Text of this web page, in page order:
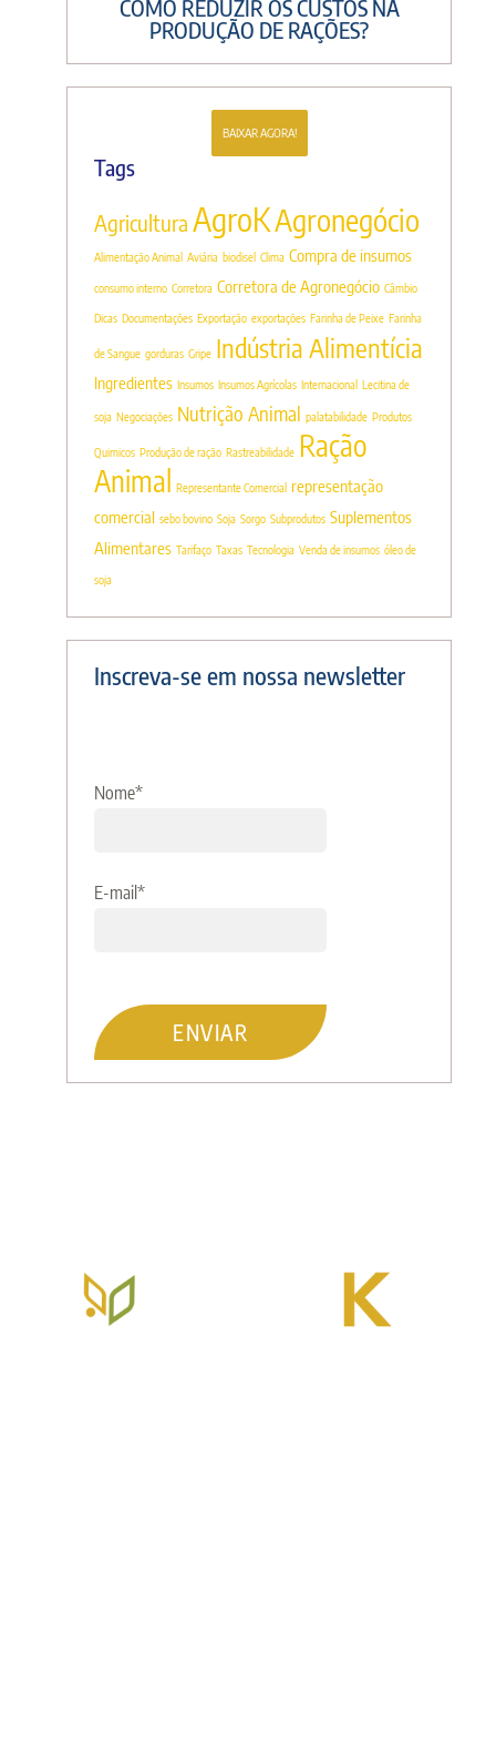
COMO REDUZIR OS CUSTOS NA
PRODUÇÃO DE RAÇÕES?
BAIXAR AGORA!
Tags
Agricultura AgroKAgronegócio
Alimentação Animal Aviária biodisel Clima Compra de insumos
consumo interno Corretora Corretora de Agronegócio Câmbio
Dicas Documentações Exportação exportações Farinha de Peixe Farinha
de Sangue gorduras Gripe Indústria Alimentícia
Ingredientes Insumos Insumos Agrícolas Internacional Lecitina de
soja Negociações Nutrição Animal palatabilidade Produtos
Quimicos Produção de ração Rastreabilidade Ração
Animal Representante Comercial representação
comercial sebo bovino Soja Sorgo Subprodutos Suplementos
Alimentares Tarifaço Taxas Tecnologia Venda de insumos óleo de
soja
Inscreva-se em nossa newsletter
Nome*
E-mail*